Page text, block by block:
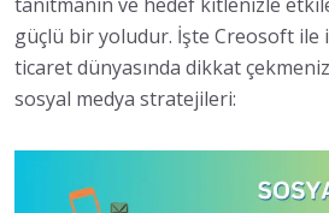
güçlü bir yoludur. İşte Creosoft ile
ticaret dünyasında dikkat
sosyal medya stratejileri: